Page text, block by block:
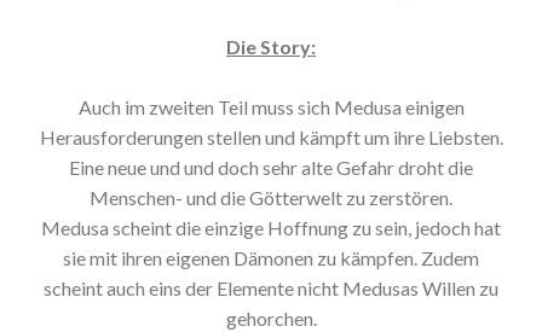
Die Story:
Auch im zweiten Teil muss sich Medusa einigen
Herausforderungen stellen und kämpft um ihre Liebsten.
Eine neue und und doch sehr alte Gefahr droht die
Menschen- und die Götterwelt zu zerstören.
Medusa scheint die einzige Hoffnung zu sein, jedoch hat
sie mit ihren eigenen Dämonen zu kämpfen. Zudem
scheint auch eins der Elemente nicht Medusas Willen zu
gehorchen.